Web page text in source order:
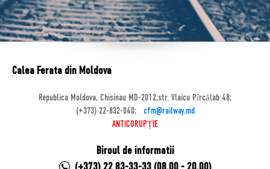
Calea Ferata din Moldova
Republica Moldova, Chisinau MD-2012,str. Vlaicu Pîrcălab 48;
(+373) 22-832-040;
cfm@railway.md
ANTICORUPȚIE
Biroul de informatii